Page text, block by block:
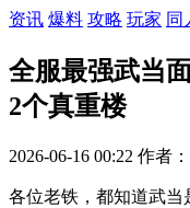
资讯 爆料 攻略 玩家 同
全服最强武当
2个真重楼
2026-06-16 00:22 作者
各位老铁，都知道武当